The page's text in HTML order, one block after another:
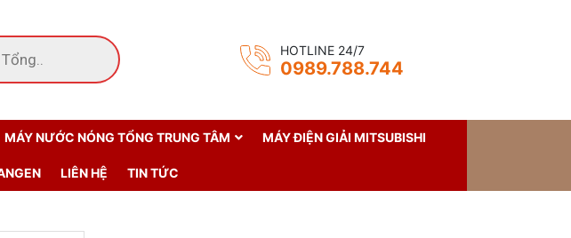
HOTLINE 24/7
0989.788.744
MÁY NƯỚC NÓNG TỔNG TRUNG TÂM MÁY ĐIỆN GIẢI MITSUBISHI
LIÊN HỆ TIN TỨC